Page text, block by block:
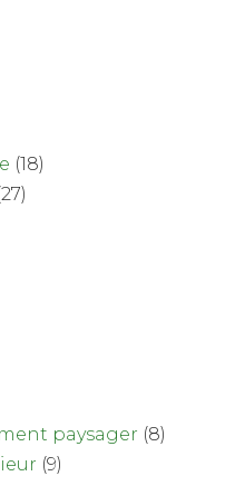
(18)
paysager (8)
(9)